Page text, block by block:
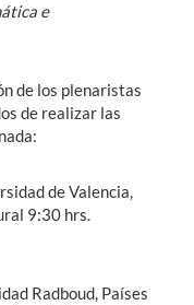
e
de los plenaristas
de realizar las
de Valencia,
9:30 hrs.
Radboud, Países